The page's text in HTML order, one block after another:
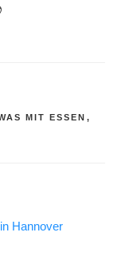
MIT ESSEN ,
Hannover